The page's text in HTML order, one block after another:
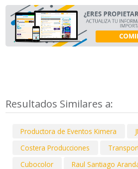
Resultados Similares a:
Productora de Eventos Kimera
Costera Producciones
Cubocolor
Raul Santiago